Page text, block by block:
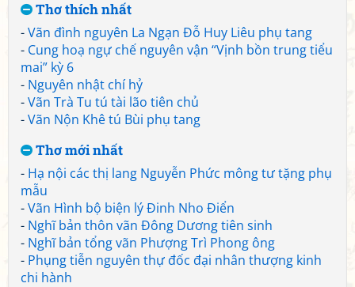
Thơ thích nhất
-Vãn đình nguyên La Ngạn Đỗ Huy Liêu phụ tang
- Cung hoạ ngự chế nguyên vận “Vịnh bồn trung tiểu
mai” kỳ 6
- Nguyên nhật chí hỷ
-Vãn Trà Tu tú tài lão tiên chủ
-Vãn Nộn Khê tú Bùi phụ tang
Thơ mới nhất
- Hạ nội các thị lang Nguyễn Phức mông tư tặng phụ
mẫu
-Vãn Hình bộ biện lý Đinh Nho Điển
- Nghĩ bản thôn vãn Đông Dương tiên sinh
- Nghĩ bản tổng vãn Phượng Trì Phong ông
- Phụng tiễn nguyên thự đốc đại nhân thượng kinh
chi hành